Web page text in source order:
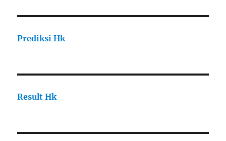
Prediksi Hk
Result Hk